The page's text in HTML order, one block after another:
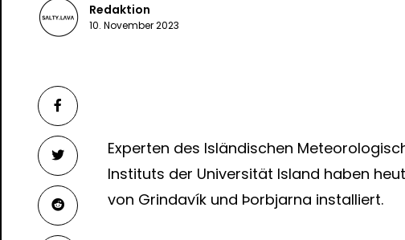
Redaktion
10. November 2023
Experten des Isländischen
Instituts der Universität Island haben
von Grindavík und Þorbjarna installiert.